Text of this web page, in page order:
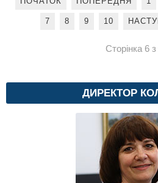
7 8 9 10
Сторінка 6
ДИРЕКТОР